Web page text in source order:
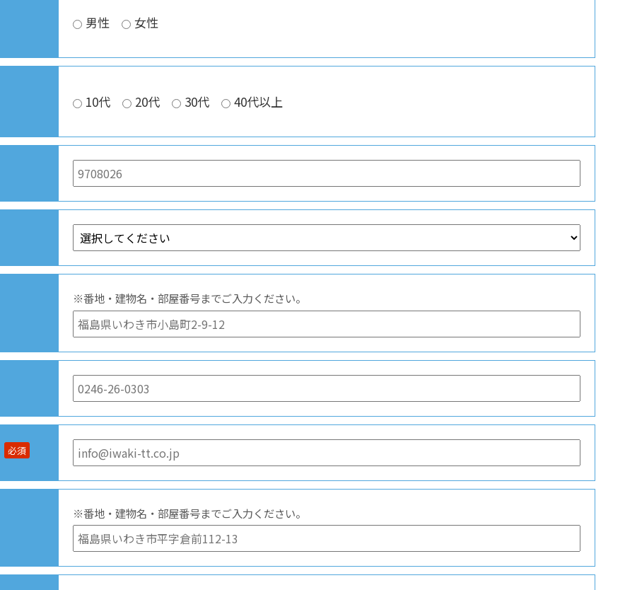
男性 女性
10代 20代 30代 40代以上
※番地・建物名・部屋番号までご入力ください。
必須
※番地・建物名・部屋番号までご入力ください。